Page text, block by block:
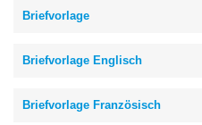
Briefvorlage
Briefvorlage Englisch
Briefvorlage Französisch